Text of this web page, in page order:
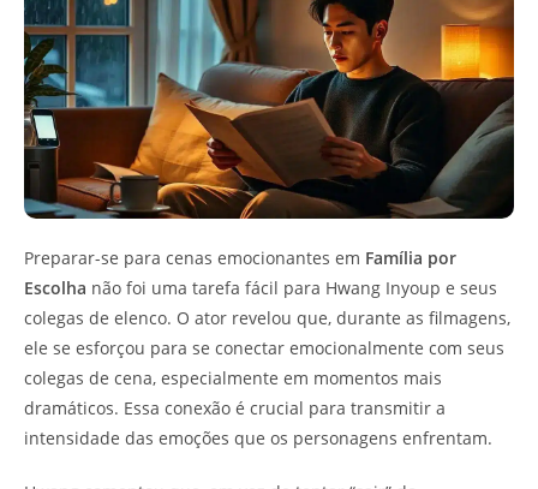
Preparar-se para cenas emocionantes em Família por
Escolha não foi uma tarefa fácil para Hwang Inyoup e seus
colegas de elenco. O ator revelou que, durante as filmagens,
ele se esforçou para se conectar emocionalmente com seus
colegas de cena, especialmente em momentos mais
dramáticos. Essa conexão é crucial para transmitir a
intensidade das emoções que os personagens enfrentam.